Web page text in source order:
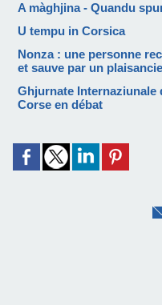
A màghjina - Quandu
U tempu in Corsica
Nonza : une personne
et sauve par un
Ghjurnate Internaziunale
Corse en débat